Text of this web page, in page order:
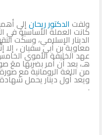
ولفت الدكتور ريحانإلى
كانت العملة الأساسية في
الدينار الإسلامي، وسكَّت
معاوية بن أبي سفيان ، إلا
هـ، بعد أن أمر بضربها معَ
من اللغة الرومانية مع
ويعد أول دينار يحمل شهادة
.